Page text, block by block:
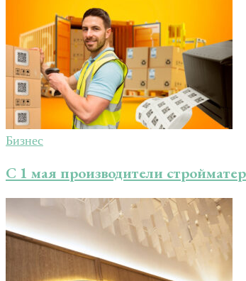
Бизнес
С 1 мая производители